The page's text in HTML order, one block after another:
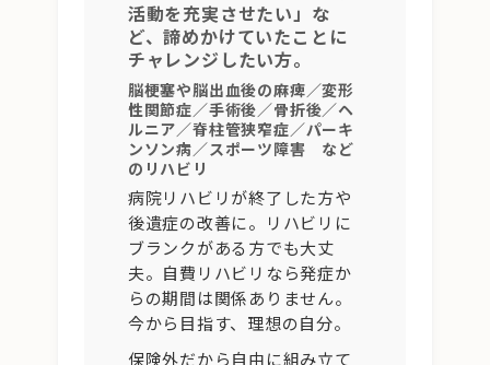
活動を充実させたい」な
ど、諦めかけていたことに
チャレンジしたい方。
脳梗塞や脳出血後の麻痺／変形
性関節症／手術後／骨折後／ヘ
ルニア／脊柱管狭窄症／パーキ
ンソン病／スポーツ障害 など
のリハビリ
病院リハビリが終了した方や
後遺症の改善に。リハビリに
ブランクがある方でも大丈
夫。自費リハビリなら発症か
らの期間は関係ありません。
今から目指す、理想の自分。
保険外だから自由に組み立て